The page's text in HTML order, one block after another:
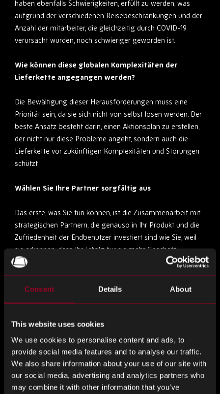
Consent Details About
This website uses cookies
We use cookies to personalise content and ads, to
provide social media features and to analyse our traffic.
We also share information about your use of our site with
our social media, advertising and analytics partners who
may combine it with other information that you’ve
haben ebenfalls Schwierigkeiten, erfüllt zu werden, was
aufgrund der verschiedenen Reisebeschränkungen und der
Anzahl der mitarbeiter, die gleichzeitig durch COVID-19
verursacht wurden, noch schwieriger geworden ist.
Wie können diese globalen Komplexitäten der
Lieferkette angegangen werden?
Die Bewältigung dieser Herausforderungen muss eine
Priorität sein, da sie sich nicht von selbst lösen werden. Der
beste Ansatz besteht darin, einen Aktionsplan zu erstellen,
der nicht nur diese Probleme angeht, sondern auch die
Lieferkette vor zukünftigen Komplexitäten und Störungen
schützt.
Wählen Sie Ihre Partner sorgfältig aus
Das erste, was Sie tun können, ist die Zusammenarbeit mit
strategischen Partnern, die genauso in Ihr Produkt und die
Zufriedenheit der Endbenutzer investiert sind wie Sie, weil
sie erkennen, dass Ihr Erfolg für sie mehr Geschäft
bedeutet und ein zuverlässiger Service ihrerseits sicherstellt,
dass Sie sie weiterhin nutzen.
Sie sollten auch mit Partnern zusammenarbeiten, die
vorausschauend planen, damit Sie nicht immer aufholen.
Die Arbeit an Absatzprognosen mit Lieferanten ist eine
gute Möglichkeit, Probleme wie Komponentenengpässe
und lange Vorlaufzeiten zu überwinden. Indem Sie
antizipieren, wann Sie Ihre Komponenten in höheren